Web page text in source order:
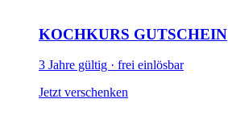
KOCHKURS GUTSCHEIN
3 Jahre gültig · frei einlösbar
Jetzt verschenken